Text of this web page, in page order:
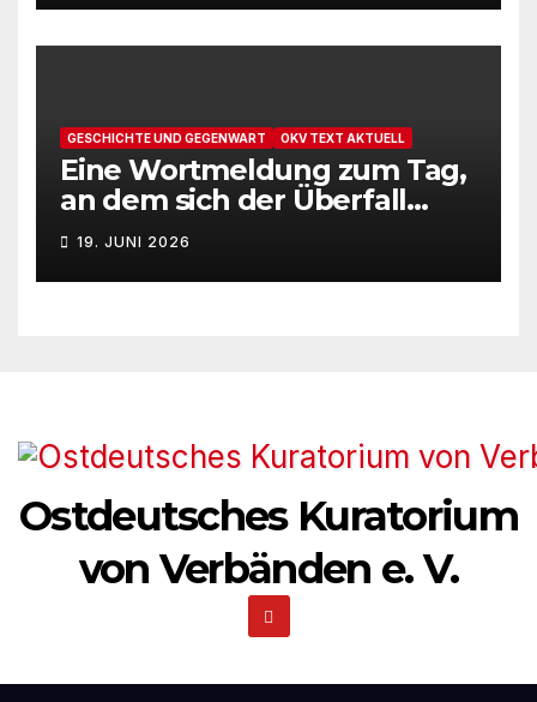
GESCHICHTE UND GEGENWART OKV TEXT AKTUELL
Eine Wortmeldung zum Tag,
an dem sich der Überfall
Deutschlands auf die UdSSR
1941 zum 85. Male jährt
19. JUNI 2026
Ostdeutsches Kuratorium
von Verbänden e. V.